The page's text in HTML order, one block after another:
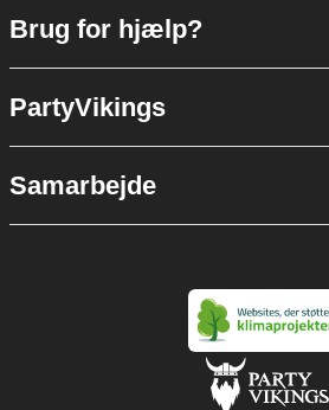
Brug for hjælp?
PartyVikings
Samarbejde